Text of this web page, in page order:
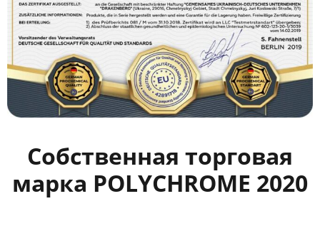
Собственная торговая
марка POLYCHROME 2020